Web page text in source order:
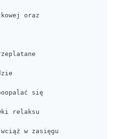
oraz
się
relaksu
w zasięgu